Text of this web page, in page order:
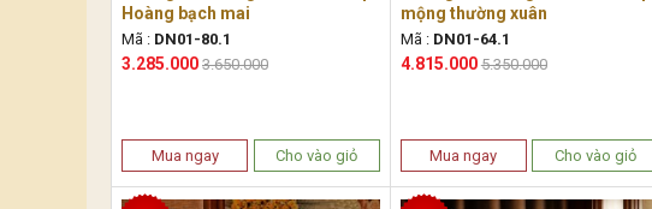
Hoàng bạch mai
Mã : DN01-80.1
3.285.000 3.650.000
Mua ngay Cho vào giỏ
mộng thường xuân
Mã : DN01-64.1
4.815.000 5.350.000
Mua ngay Cho vào giỏ